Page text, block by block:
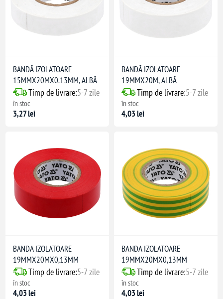
BANDĂ IZOLATOARE
15MMX20MX0.13MM, ALBĂ
Timp de livrare:5-7 zile
în stoc
3,27 lei
BANDĂ IZOLATOARE
19MMX20M, ALBĂ
Timp de livrare:5-7 zile
în stoc
4,03 lei
BANDA IZOLATOARE
19MMX20MX0,13MM
Timp de livrare:5-7 zile
în stoc
4,03 lei
BANDA IZOLATOARE
19MMX20MX0,13MM
Timp de livrare:5-7 zile
în stoc
4,03 lei